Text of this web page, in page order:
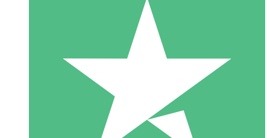
Pacotes de Créditos Individuais
Pague conforme o uso com créditos de download. Sem
1000